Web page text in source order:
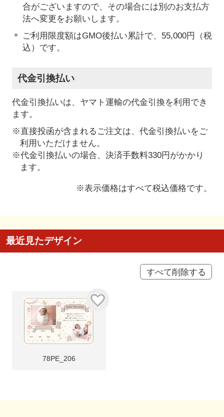
合がございますので、その場合には別のお支払方
法へ変更をお願いします。
ご利用限度額はGMO後払い累計で、55,000円（税
込）です。
代金引換払い
代金引換払いは、ヤマト運輸の代金引換を利用でき
ます。
※直接投函が含まれるご注文は、代金引換払いをご
利用いただけません。
※代金引換払いの場合、決済手数料330円がかかり
ます。
※表示価格はすべて税込価格です。
最近見たデザイン
すべて削除する
78PE_206